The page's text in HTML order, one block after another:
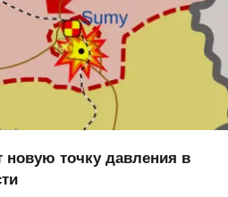
новую точку давления в